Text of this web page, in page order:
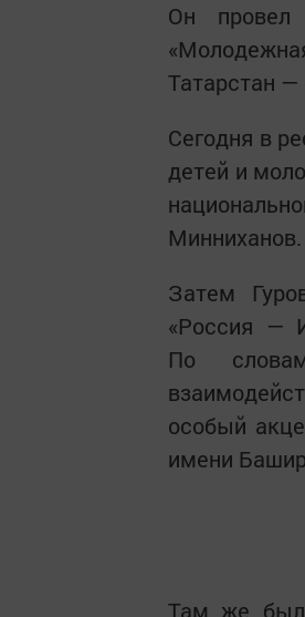
Он провел
Татарстан —
Сегодня в
детей и
Минниханов.
Затем
«Россия —
По
особый
имени
Там же